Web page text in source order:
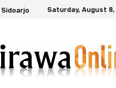
Sidoarjo Saturday, August 8,